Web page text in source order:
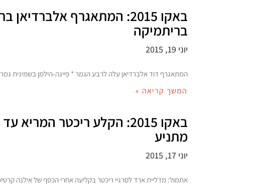
באקו 2015: המתאגרף
בריתמיקה
יוני 19, 2015
המתאגרף דוד אלברדיאן עלה לרבע הגמר * פייגה-הילמן בשמינית גמר כדורעף החופים * ריתמיקה:
המשך קריאה »
מתניע
יוני 17, 2015
אתמול: מדליית ארד לסרגיי ריכטר בקליעה אחרי הכסף של אילנה